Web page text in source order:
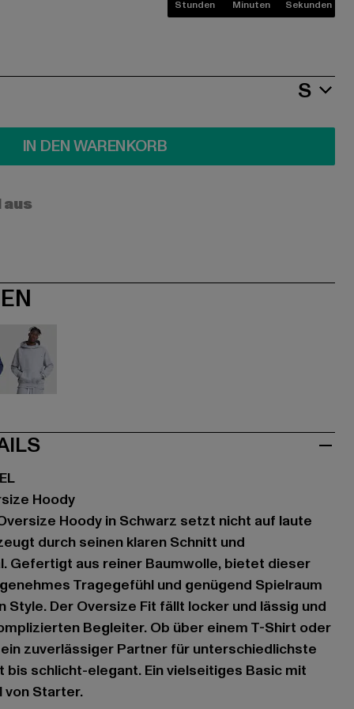
Stunden Minuten Sekunden
S
IN DEN WARENKORB
Hoody
Hoody in Schwarz setzt nicht auf laute
durch seinen klaren Schnitt und
Gefertigt aus reiner Baumwolle, bietet dieser
Tragegefühl und genügend Spielraum
Style. Der Oversize Fit fällt locker und lässig und
Begleiter. Ob über einem T-Shirt oder
zuverlässiger Partner für unterschiedlichste
bis schlicht-elegant. Ein vielseitiges Basic mit
von Starter.